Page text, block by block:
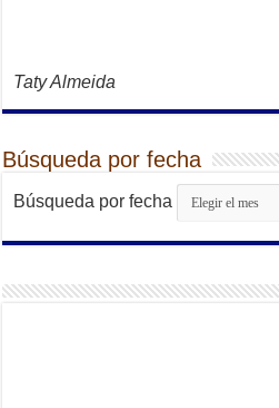
Taty Almeida
Búsqueda por fecha
Búsqueda por fecha